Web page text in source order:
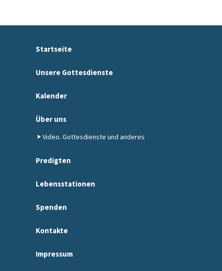
Startseite
Unsere Gottesdienste
Kalender
Über uns
Video. Gottesdienste und anderes
Predigten
Lebensstationen
Spenden
Kontakte
Impressum